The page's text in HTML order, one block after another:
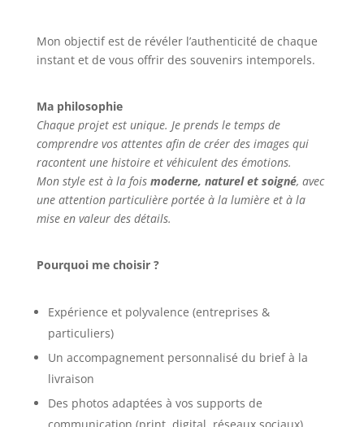
Mon objectif est de révéler l’authenticité de chaque
instant et de vous offrir des souvenirs intemporels.
Ma philosophie
Chaque projet est unique. Je prends le temps de
comprendre vos attentes afin de créer des images qui
racontent une histoire et véhiculent des émotions.
Mon style est à la fois moderne, naturel et soigné, avec
une attention particulière portée à la lumière et à la
mise en valeur des détails.
Pourquoi me choisir ?
Expérience et polyvalence (entreprises &
particuliers)
Un accompagnement personnalisé du brief à la
livraison
Des photos adaptées à vos supports de